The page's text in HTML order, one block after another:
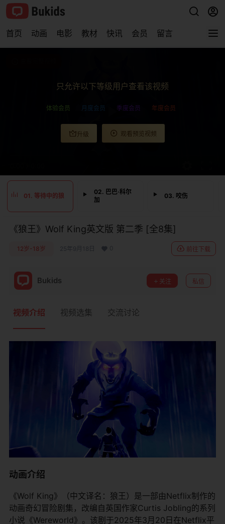
首页 动画 电影 教材 快讯 会员 留言
只允许以下等级用户查看该视频
体验会员 月度会员 季度会员 年度会员
升级 观看预览视频
01. 等待中的狼
02. 巴巴·科尔
加
03. 咬伤
《狼王》Wolf King英文版 第二季 [全8集]
12岁-18岁 25年9月18日 前往下载
Bukids 关注 私信
视频介绍 视频选集 交流讨论
动画介绍
《Wolf King》（中文译名：狼王）是一部由Netflix制作的
动画奇幻冒险剧集，改编自英国作家Curtis Jobling的系列
小说《Wereworld》。该剧于2025年3月20日在Netflix平